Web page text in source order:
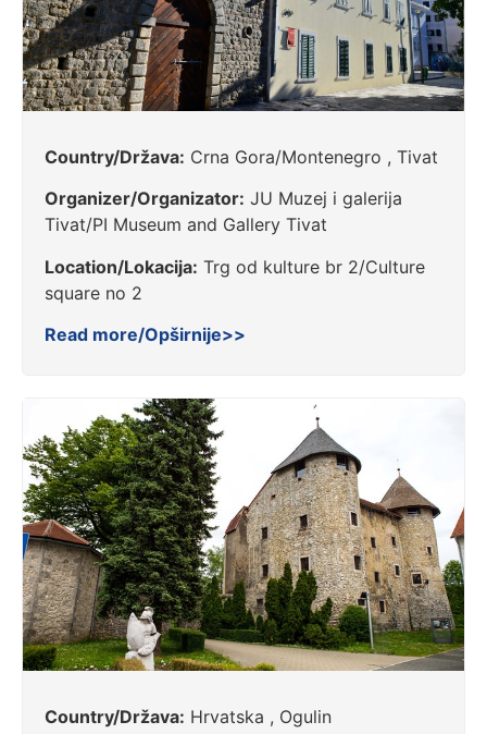
Country/Država: Crna Gora/Montenegro , Tivat
Organizer/Organizator: JU Muzej i galerija
Tivat/PI Museum and Gallery Tivat
Location/Lokacija: Trg od kulture br 2/Culture
square no 2
Read more/Opširnije>>
Country/Država: Hrvatska , Ogulin